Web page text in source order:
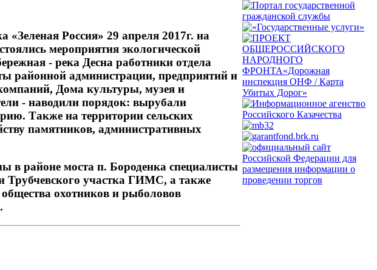
«Зеленая Россия» 29 апреля 2017г. на
мероприятия экологической
- река Десна работники отдела
районной администрации, предприятий и
Дома культуры, музея и
- наводили порядок: вырубали
Также на территории сельских
памятников, административных
в районе моста п. Бороденка специалисты
Трубчевского участка ГИМС, а также
охотников и рыболовов